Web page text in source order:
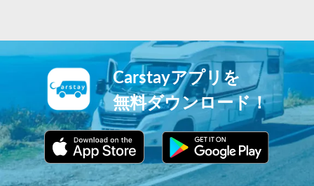
Carstayアプリを
無料ダウンロード！